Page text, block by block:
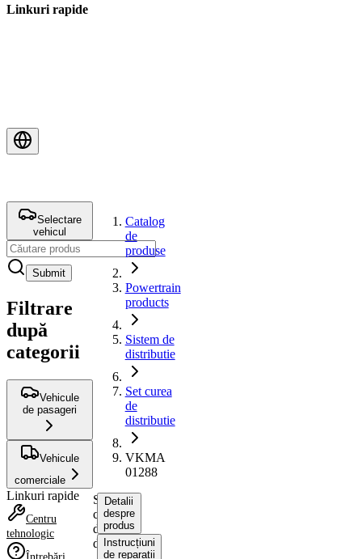
Linkuri rapide
Selectare
vehicul
Submit
Filtrare
după
categorii
Vehicule
de pasageri
Vehicule
comerciale
Linkuri rapide
Centru
tehnologic
Catalog
de
produse
Powertrain
products
Sistem de
distributie
Set curea
de
distributie
VKMA
01288
Set
curea
de
distributie
Detalii
despre
produs
Instrucțiuni
de reparații